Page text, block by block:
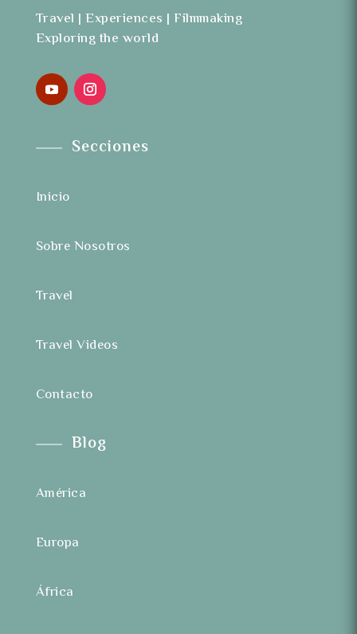
Travel | Experiences | Filmmaking
Exploring the world
Secciones
Inicio
Sobre Nosotros
Travel
Travel Videos
Contacto
Blog
América
Europa
África